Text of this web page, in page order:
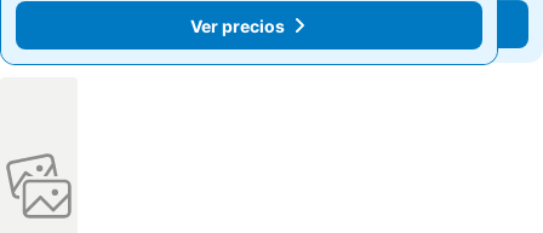
Ver precios
Ver precios